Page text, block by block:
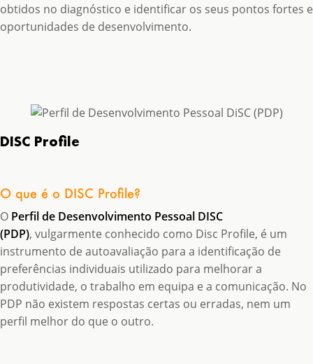
obtidos no diagnóstico e identificar os seus pontos fortes e
oportunidades de desenvolvimento.
DISC Profile
O que é o DISC Profile?
O Perfil de Desenvolvimento Pessoal DISC
(PDP), vulgarmente conhecido como Disc Profile, é um
instrumento de autoavaliação para a identificação de
preferências individuais utilizado para melhorar a
produtividade, o trabalho em equipa e a comunicação. No
PDP não existem respostas certas ou erradas, nem um
perfil melhor do que o outro.